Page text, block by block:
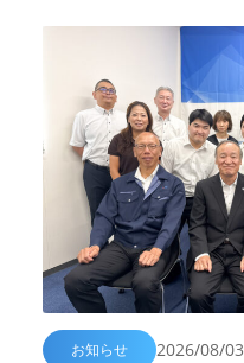
お知らせ 2026/08/03